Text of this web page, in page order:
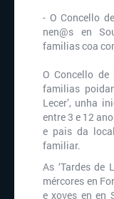
- O Concello
nen@s en
familias coa
O Concello
familias
Lecer’, unha
entre 3 e 12
e pais da
familiar.
As ‘Tardes de
mércores en
e xoves en en